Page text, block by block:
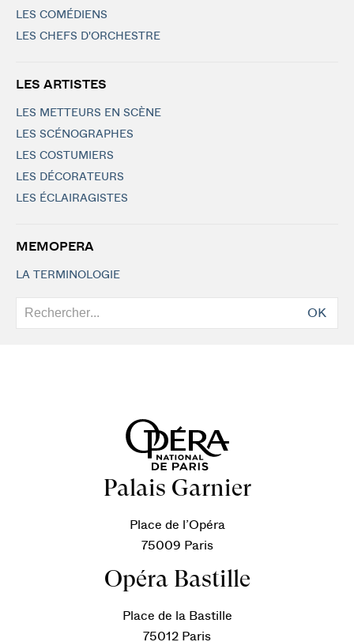
LES COMÉDIENS
LES CHEFS D'ORCHESTRE
LES ARTISTES
LES METTEURS EN SCÈNE
LES SCÉNOGRAPHES
LES COSTUMIERS
LES DÉCORATEURS
LES ÉCLAIRAGISTES
MEMOPERA
LA TERMINOLOGIE
OK
Palais Garnier
Place de l’Opéra
75009 Paris
Opéra Bastille
Place de la Bastille
75012 Paris